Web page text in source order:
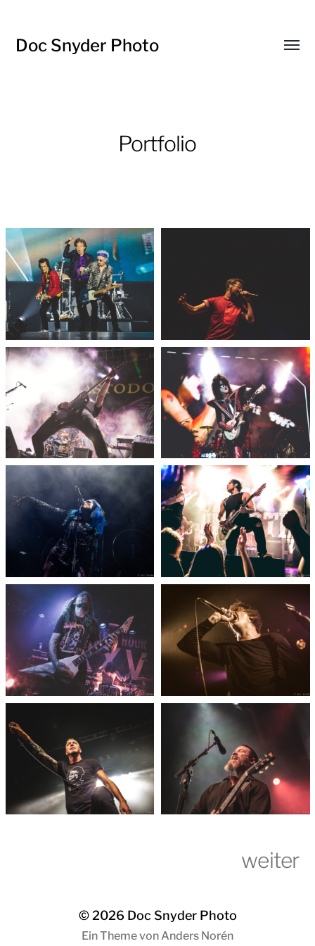
Doc Snyder Photo
Menü
Portfolio
weiter
© 2026 Doc Snyder Photo
Ein Theme vonAnders Norén